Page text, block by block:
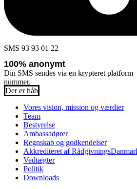
SMS 93 93 01 22
100% anonymt
Din SMS sendes via en krypteret platform
nummer.
Der er håb
Vores vision, mission og værdier
Team
Bestyrelse
Ambassadører
Regnskab og godkendelser
Akkrediteret af
Vedtægter
Politik
Downloads